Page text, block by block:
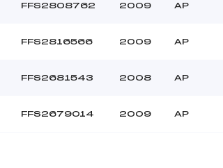
FFS2808762 2009 AP
FFS2816566 2009 AP
FFS2681543 2008 AP
FFS2679014 2009 AP